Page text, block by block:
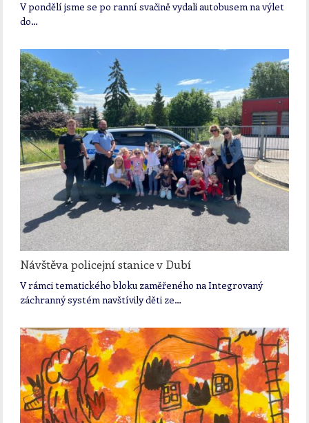
V pondělí jsme se po ranní svačině vydali autobusem na výlet
do…
Návštěva policejní stanice v Dubí
V rámci tematického bloku zaměřeného na Integrovaný
záchranný systém navštívily děti ze…